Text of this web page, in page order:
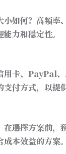
如何？高頻率
力和穩定性。
用卡、PayPal
付方式，以提
選擇方案前，
本效益的方案。